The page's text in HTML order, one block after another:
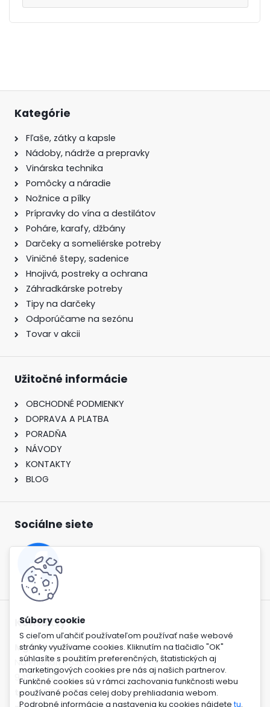
S cieľom uľahčiť používateľom používať naše webové
stránky využívame cookies. Kliknutím na tlačidlo "OK"
súhlasíte s použitím preferenčných, štatistických aj
marketingových cookies pre nás aj našich partnerov.
Funkčné cookies sú v rámci zachovania funkčnosti webu
používané počas celej doby prehliadania webom.
Podrobné informácie a nastavenia ku cookies nájdete tu.
Kategórie
Fľaše, zátky a kapsle
Nádoby, nádrže a prepravky
Vinárska technika
Pomôcky a náradie
Nožnice a pílky
Prípravky do vína a destilátov
Poháre, karafy, džbány
Darčeky a someliérske potreby
Viničné štepy, sadenice
Hnojivá, postreky a ochrana
Záhradkárske potreby
Tipy na darčeky
Odporúčame na sezónu
Tovar v akcii
Užitočné informácie
OBCHODNÉ PODMIENKY
DOPRAVA A PLATBA
PORADŇA
NÁVODY
KONTAKTY
BLOG
Sociálne siete
Kontakty
Mgr. Michal Magic
Na Priehon 883/87B
949 05 NITRA
tel: +421917277858